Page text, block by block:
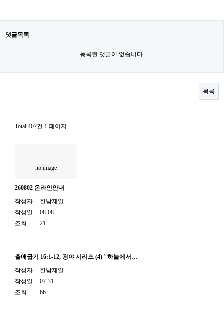
댓글목록
등록된 댓글이 없습니다.
목록
Total 407건 1 페이지
no image
260802 온라인안내
작성자
한남제일
작성일
08-08
조회
21
출애굽기 16:1-12, 광야 시리즈 (4) "하늘에서…
작성자
한남제일
작성일
07-31
조회
66